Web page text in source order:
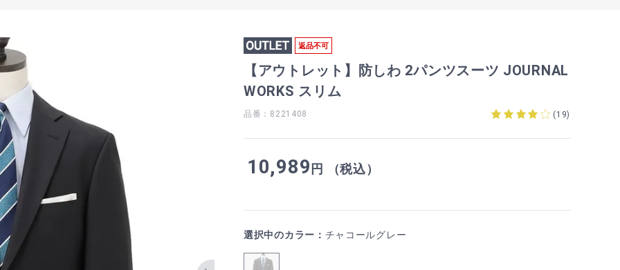
返品不可
【アウトレット】防しわ 2パンツスーツ JOURNAL
WORKS スリム
品番：8221408 (19)
10,989 円 （税込）
選択中のカラー： チャコールグレー